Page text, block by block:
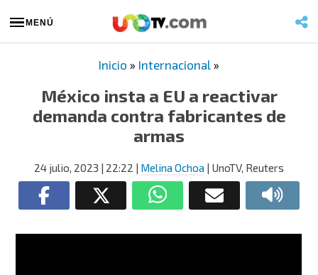
MENÚ
Inicio » Internacional »
México insta a EU a reactivar
demanda contra fabricantes de
armas
24 julio, 2023 | 22:22 | Melina Ochoa | UnoTV, Reuters